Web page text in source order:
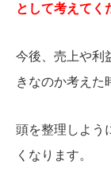
として考えてく
今後、売上や利
きなのか考えた
頭を整理しよう
くなります。